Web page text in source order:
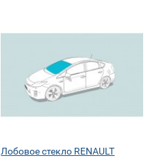
Лобовое стекло RENAULT